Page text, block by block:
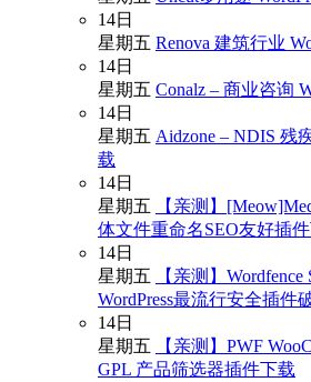
14日
星期五 Renova 建筑行业
14日
星期五 Conalz – 商业咨询
14日
星期五 Aidzone – NDIS 残
载
14日
星期五
【亲测】
体文件重命名SEO友好插
14日
星期五
【亲测】Wordfence
WordPress最流行安全插件
14日
星期五
【亲测】PWF
GPL 产品筛选器插件下载